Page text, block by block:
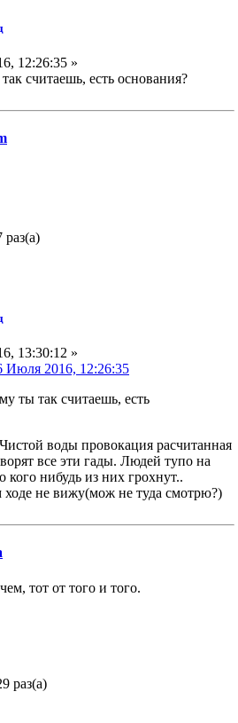
12:26:35 »
считаешь, есть основания?
раз(а)
13:30:12 »
Июля 2016, 12:26:35
ты так считаешь, есть
воды провокация расчитанная
все эти гады. Людей тупо на
кого нибудь из них грохнут..
ходе не вижу(мож не туда смотрю?)
тот от того и того.
раз(а)